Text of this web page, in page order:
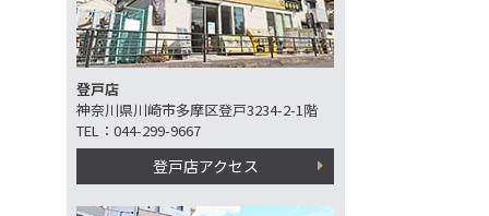
登戸店
神奈川県川崎市多摩区登戸3234-2-1階
TEL：044-299-9667
登戸店アクセス